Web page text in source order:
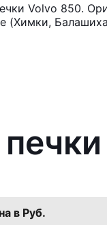
Volvo 850.
в Руб.